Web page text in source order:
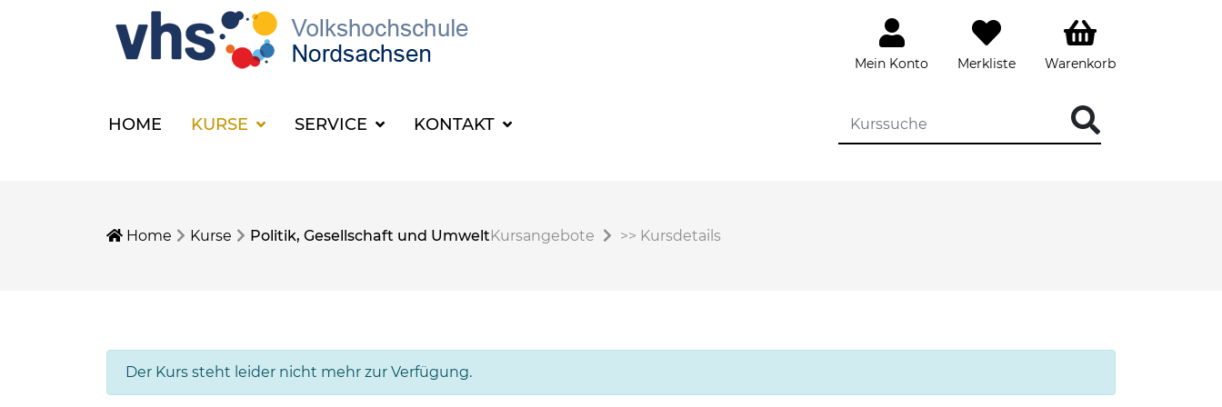
Mein Konto Merkliste Warenkorb
HOME KURSE SERVICE KONTAKT
Home Kurse Politik, Gesellschaft und UmweltKursangebote >> Kursdetails
Der Kurs steht leider nicht mehr zur Verfügung.